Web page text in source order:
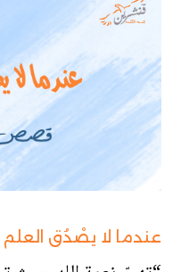
عندما لا يصْدُق العلم